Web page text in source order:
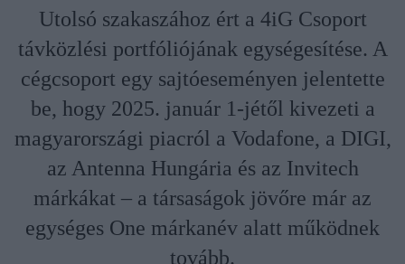
Utolsó szakaszához ért a 4iG Csoport
távközlési portfóliójának egységesítése. A
cégcsoport egy sajtóeseményen jelentette
be, hogy 2025. január 1-jétől kivezeti a
magyarországi piacról a Vodafone, a DIGI,
az Antenna Hungária és az Invitech
márkákat – a társaságok jövőre már az
egységes One márkanév alatt működnek
tovább.